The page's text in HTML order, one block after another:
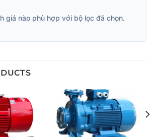
giá nào phù hợp với bộ lọc đã chọn.